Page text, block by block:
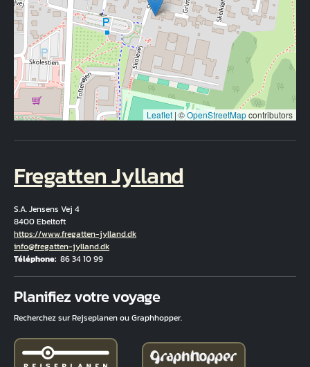
Leaflet | ©OpenStreetMapcontributors
Fregatten Jylland
S.A. Jensens Vej 4
8400 Ebeltoft
Hjemmeside
https://www.fregatten-jylland.dk
Courriel
info@fregatten-jylland.dk
Téléphone 86 34 10 99
Planifiez votre voyage
Recherchez sur Rejseplanen ou Graphhopper.